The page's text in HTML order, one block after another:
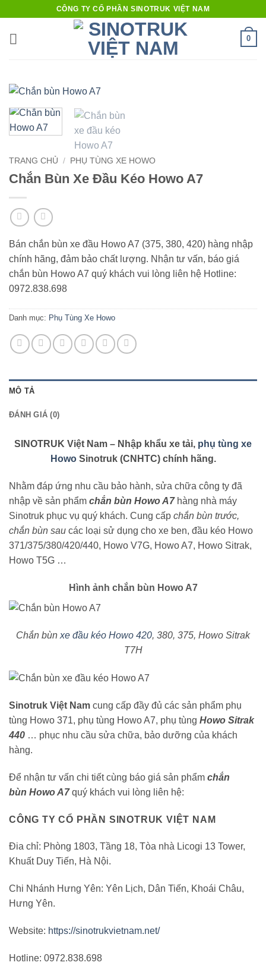
nội
CÔNG TY CỔ PHẦN SINOTRUK VIỆT NAM
0
TRANG CHỦ / PHỤ TÙNG XE HOWO
Chắn Bùn Xe Đầu Kéo Howo A7
Bán chắn bùn xe đầu Howo A7 (375, 380, 420) hàng nhập
chính hãng, đảm bảo chất lượng. Nhận tư vấn, báo giá
chắn bùn Howo A7 quý khách vui lòng liên hệ Hotline:
0972.838.698
Danh mục: Phụ Tùng Xe Howo
MÔ TẢ
ĐÁNH GIÁ (0)
SINOTRUK Việt Nam – Nhập khẩu xe tải, phụ tùng xe
HowoSinotruk (CNHTC) chính hãng.
Nhằm đáp ứng nhu cầu bảo hành, sửa chữa công ty đã
nhập về sản phẩm chắn bùn Howo A7hàng nhà máy
Sinotruk phục vụ quý khách. Cung cấp chắn bùn trước,
chắn bùn sau các loại sử dụng cho xe ben, đầu kéo Howo
371/375/380/420/440, Howo V7G, Howo A7, Howo Sitrak,
Howo T5G …
Hình ảnh chắn bùn Howo A7
Chắn bùn xe đầu kéo Howo 420, 380, 375, Howo Sitrak
T7H
Sinotruk Việt Nam cung cấp đầy đủ các sản phẩm phụ
tùng Howo 371, phụ tùng Howo A7, phụ tùng Howo Sitrak
440 … phục nhu cầu sửa chữa, bảo dưỡng của khách
hàng.
Để nhận tư vấn chi tiết cùng báo giá sản phẩm chắn
bùn Howo A7quý khách vui lòng liên hệ:
CÔNG TY CỔ PHẦN SINOTRUK VIỆT NAM
Đia chỉ: Phòng 1803, Tầng 18, Tòa nhà Licogi 13 Tower,
Khuất Duy Tiến, Hà Nội.
Chi Nhánh Hưng Yên: Yên Lịch, Dân Tiến, Khoái Châu,
Hưng Yên.
Website: https://sinotrukvietnam.net/
Hotline: 0972.838.698